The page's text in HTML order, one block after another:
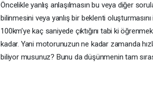
Öncelikle yanlış anlaşılmasın bu veya diğer
bilinmesini veya yanlış bir beklenti
100km’ye kaç saniyede çıktığını tabi ki
kadar. Yani motorunuzun ne kadar zamanda
biliyor musunuz? Bunu da düşünmenin tam